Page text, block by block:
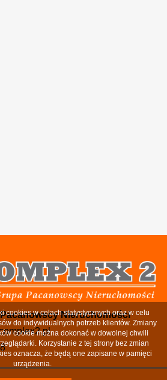
Nieruchomości
cookies w celach statystycznych oraz w celu
do indywidualnych potrzeb klientów. Zmiany
cookie można dokonać w dowolnej chwili
Korzystanie z tej strony bez zmian
oznacza, że będą one zapisane w pamięci
urządzenia.